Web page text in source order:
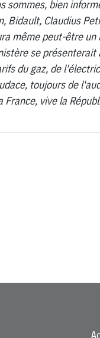
sommes, bien
Bidault, Claudius
même peut-être un
se
du gaz, de
toujours de
France, vive la